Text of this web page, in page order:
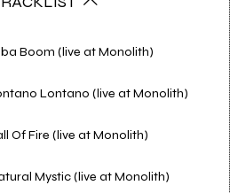
Boom (live at Monolith)
Lontano (live at Monolith)
Of Fire (live at Monolith)
Mystic (live at Monolith)